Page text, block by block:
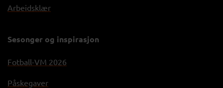
Arbeidsklær
Sesonger og inspirasjon
Fotball-VM 2026
Påskegaver